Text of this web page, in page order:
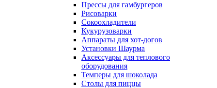
Прессы для гамбургеров
Рисоварки
Сокоохладители
Кукурузоварки
Аппараты для хот-догов
Установки Шаурма
Аксессуары для теплового
оборудования
Темперы для шоколада
Столы для пиццы